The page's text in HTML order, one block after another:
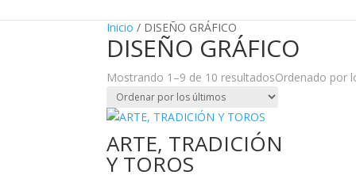
Inicio / DISEÑO GRÁFICO
DISEÑO GRÁFICO
Mostrando 1–9 de 10 resultadosOrdenado por
ARTE, TRADICIÓN
Y TOROS